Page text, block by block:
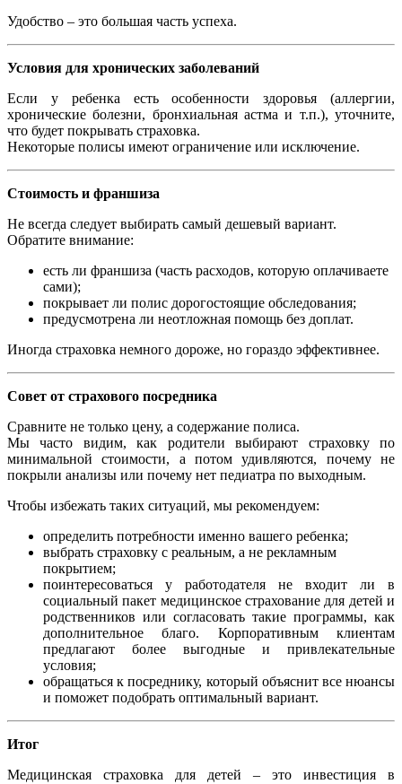
Удобство – это большая часть успеха.
Условия для хронических заболеваний
Если у ребенка есть особенности здоровья (аллергии,
хронические болезни, бронхиальная астма и т.п.), уточните,
что будет покрывать страховка.
Некоторые полисы имеют ограничение или исключение.
Стоимость и франшиза
Не всегда следует выбирать самый дешевый вариант.
Обратите внимание:
есть ли франшиза (часть расходов, которую оплачиваете
сами);
покрывает ли полис дорогостоящие обследования;
предусмотрена ли неотложная помощь без доплат.
Иногда страховка немного дороже, но гораздо эффективнее.
Совет от страхового посредника
Сравните не только цену, а содержание полиса.
Мы часто видим, как родители выбирают страховку по
минимальной стоимости, а потом удивляются, почему не
покрыли анализы или почему нет педиатра по выходным.
Чтобы избежать таких ситуаций, мы рекомендуем:
определить потребности именно вашего ребенка;
выбрать страховку с реальным, а не рекламным
покрытием;
поинтересоваться у работодателя не входит ли в
социальный пакет медицинское страхование для детей и
родственников или согласовать такие программы, как
дополнительное благо. Корпоративным клиентам
предлагают более выгодные и привлекательные
условия;
обращаться к посреднику, который объяснит все нюансы
и поможет подобрать оптимальный вариант.
Итог
Медицинская страховка для детей – это инвестиция в